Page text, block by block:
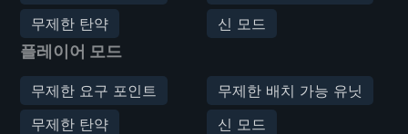
무제한 탄약
신 모드
플레이어 모드
무제한 요구 포인트
무제한 배치 가능 유닛
무제한 탄약
신 모드